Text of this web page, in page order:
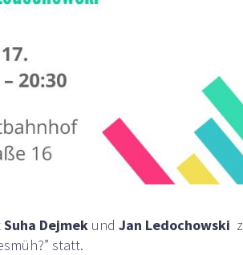
Suha Dejmek undJan Ledochowski
statt.